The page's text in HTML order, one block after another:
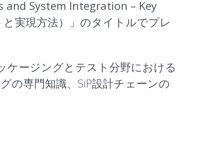
and System Integration – Key
実現方法）
」のタイトルでプレ
ケージングとテスト分野における
の専門知識、SiP設計チェーンの